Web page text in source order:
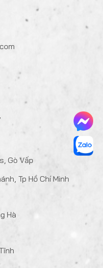
Gò Vấp
Tp Hồ Chí Minh
Hà